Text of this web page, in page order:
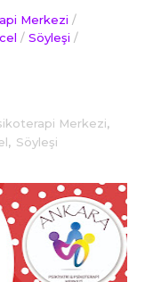
Merkezi /
/ Söyleşi /
Merkezi,
, Söyleşi